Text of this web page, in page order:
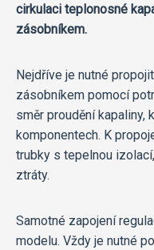
cirkulaci teplonosné
zásobníkem.
Nejdříve je nutné
zásobníkem pomocí
směr proudění kapaliny,
komponentech. K
trubky s tepelnou
ztráty.
Samotné zapojení
modelu. Vždy je nutné